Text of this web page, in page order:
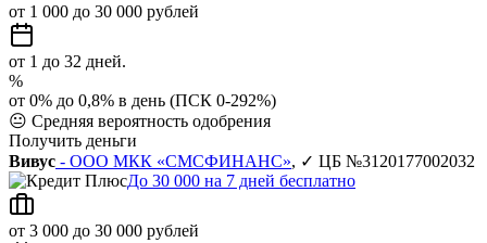
от 1 000 до 30 000 рублей
от 1 до 32 дней.
%
от 0% до 0,8% в день (ПСК 0-292%)
😐 Средняя вероятность одобрения
Получить деньги
Вивус - ООО МКК «СМСФИНАНС», ✓ ЦБ №3120177002032
До 30 000 на 7 дней бесплатно
от 3 000 до 30 000 рублей